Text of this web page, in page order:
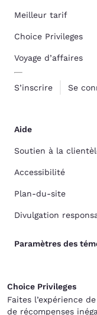
Meilleur tarif
Choice Privileges
Voyage d’affaires
S’inscrire Se
Aide
Soutien à la
Accessibilité
Plan-du-site
Divulgation
Paramètres des
Choice Privileges
Faites l’expérience
de récompenses